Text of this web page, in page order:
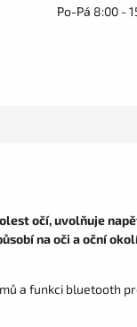
Po-Pá 8:00 -
očí, uvolňuje
na oči a oční
a funkci bluetooth